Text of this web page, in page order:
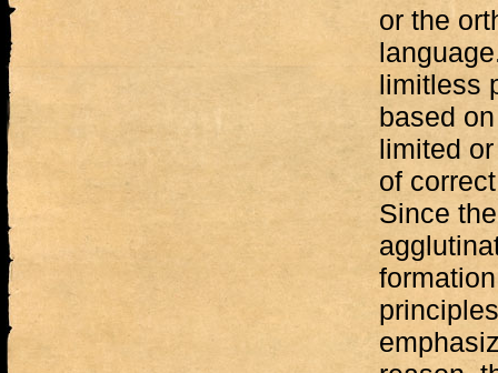
or the
limitless
based
limited
of
Since